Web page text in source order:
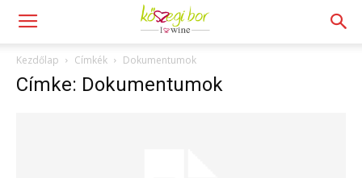
Kezdőlap Címkék Dokumentumok
Címke: Dokumentumok